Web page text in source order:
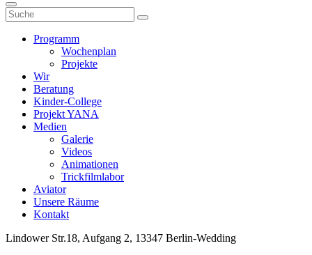
Programm
Wochenplan
Projekte
Wir
Beratung
Kinder-College
Projekt YANA
Medien
Galerie
Videos
Animationen
Trickfilmlabor
Aviator
Unsere Räume
Kontakt
Lindower Str.18, Aufgang 2, 13347 Berlin-Wedding